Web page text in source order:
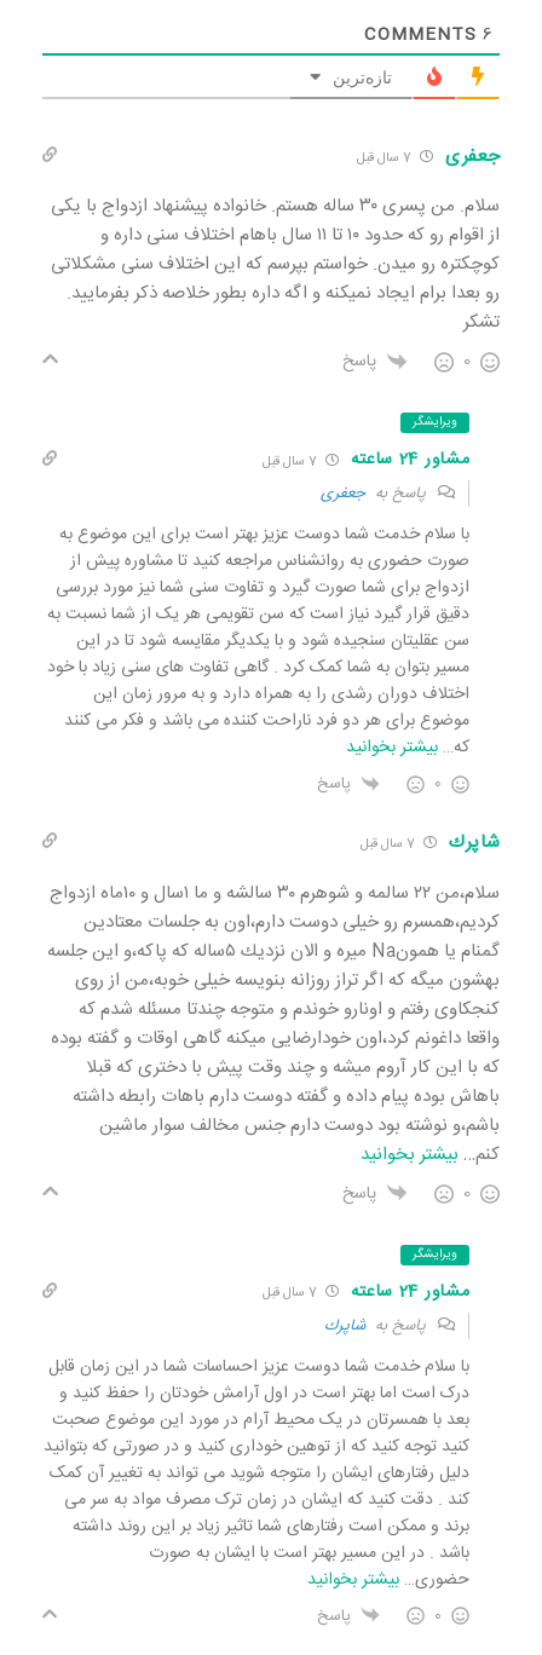
6
COMMENTS
تازه‌ترین
جعفری
سلام. من پسری ۳۰ ساله هستم. خانواده پیشنهاد ازدواج با یکی
از اقوام رو که حدود ۱۰ تا ۱۱ سال باهام اختلاف سنی داره و
کوچکتره رو میدن. خواستم بپرسم که این اختلاف سنی مشکلاتی
رو بعدا برام ایجاد نمیکنه و اگه داره بطور خلاصه ذکر بفرمایید.
تشکر
0 پاسخ
ویرایشگر
مشاور 24 ساعته
پاسخ بهجعفری
با سلام خدمت شما دوست عزیز بهتر است برای این موضوع به
صورت حضوری به روانشناس مراجعه کنید تا مشاوره پیش از
ازدواج برای شما صورت گیرد و تفاوت سنی شما نیز مورد بررسی
دقیق قرار گیرد نیاز است که سن تقویمی هر یک از شما نسبت به
سن عقلیتان سنجیده شود و با یکدیگر مقایسه شود تا در این
مسیر بتوان به شما کمک کرد . گاهی تفاوت های سنی زیاد با خود
اختلاف دوران رشدی را به همراه دارد و به مرور زمان این
موضوع برای هر دو فرد ناراحت کننده می باشد و فکر می کنند
که… بیشتر بخوانید
0 پاسخ
شاپرك
سلام،من ٢٢ سالمه و شوهرم ٣٠ سالشه و ما ١سال و ١٠ماه ازدواج
كرديم،همسرم رو خيلى دوست دارم،اون به جلسات معتادين
گمنام يا همونNa ميره و الان نزديك ٥ساله كه پاكه،و اين جلسه
بهشون ميگه كه اگر تراز روزانه بنويسه خيلى خوبه،من از روى
كنجكاوى رفتم و اونارو خوندم و متوجه چندتا مسئله شدم كه
واقعا داغونم كرد،اون خودارضايى ميكنه گاهى اوقات و گفته بوده
كه با اين كار آروم ميشه و چند وقت پيش با دخترى كه قبلا
باهاش بوده پيام داده و گفته دوست دارم باهات رابطه داشته
باشم،و نوشته بود دوست دارم جنس مخالف سوار ماشين
كنم… بیشتر بخوانید
0 پاسخ
ویرایشگر
مشاور 24 ساعته
پاسخ بهشاپرك
با سلام خدمت شما دوست عزیز احساسات شما در این زمان قابل
درک است اما بهتر است در اول آرامش خودتان را حفظ کنید و
بعد با همسرتان در یک محیط آرام در مورد این موضوع صحبت
کنید توجه کنید که از توهین خوداری کنید و در صورتی که بتوانید
دلیل رفتارهای ایشان را متوجه شوید می تواند به تغییر آن کمک
کند . دقت کنید که ایشان در زمان ترک مصرف مواد به سر می
برند و ممکن است رفتارهای شما تاثیر زیاد بر این روند داشته
باشد . در این مسیر بهتر است با ایشان به صورت
حضوری… بیشتر بخوانید
0 پاسخ